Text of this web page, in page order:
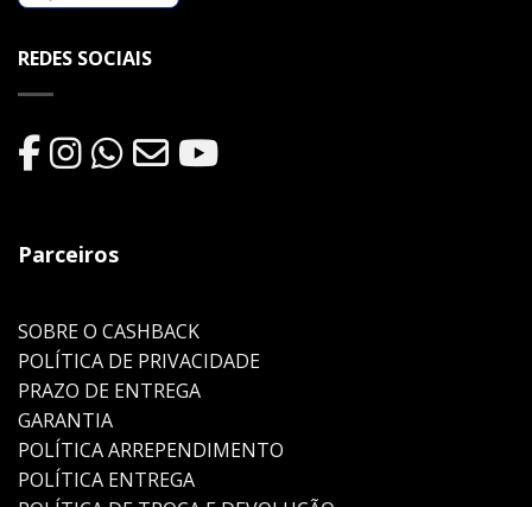
REDES SOCIAIS
Parceiros
SOBRE O CASHBACK
POLÍTICA DE PRIVACIDADE
PRAZO DE ENTREGA
GARANTIA
POLÍTICA ARREPENDIMENTO
POLÍTICA ENTREGA